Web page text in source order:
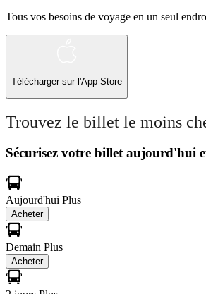
Tous vos besoins de voyage en un seul
Télécharger sur l'App Store
Trouvez le billet le moins
Sécurisez votre billet aujourd'hui
Aujourd'hui Plus
Acheter
Demain Plus
Acheter